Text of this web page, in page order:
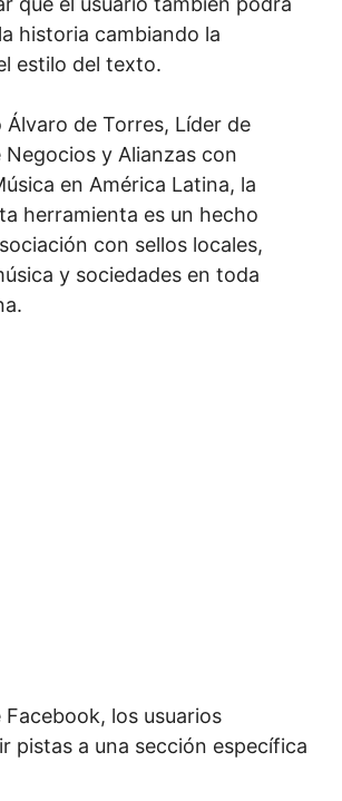
historia cambiando la
estilo del texto.
Álvaro de Torres, Líder de
Negocios y Alianzas con
en América Latina, la
herramienta es un hecho
con sellos locales,
y sociedades en toda
Facebook, los usuarios
pistas a una sección específica